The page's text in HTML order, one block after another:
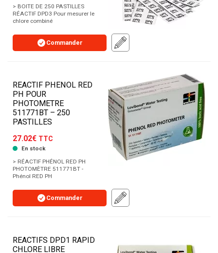
> BOITE DE 250 PASTILLES
RÉACTIF DPD3 Pour mesurer le
chlore combiné
Commander
REACTIF PHENOL RED
PH POUR
PHOTOMETRE
511771BT – 250
PASTILLES
27.02€ TTC
En stock
> RÉACTIF PHÉNOL RED PH
PHOTOMÈTRE 511771BT -
Phénol RED PH
Commander
REACTIFS DPD1 RAPID
CHLORE LIBRE